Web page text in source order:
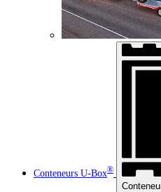
Conteneurs U-Box®